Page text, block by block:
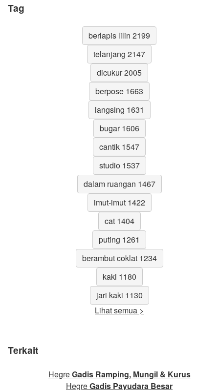
Tag
berlapis lilin 2199
telanjang 2147
dicukur 2005
berpose 1663
langsing 1631
bugar 1606
cantik 1547
studio 1537
dalam ruangan 1467
imut-imut 1422
cat 1404
puting 1261
berambut coklat 1234
kaki 1180
jari kaki 1130
Lihat semua >
Terkait
HegreGadis Ramping, Mungil & Kurus
HegreGadis Payudara Besar